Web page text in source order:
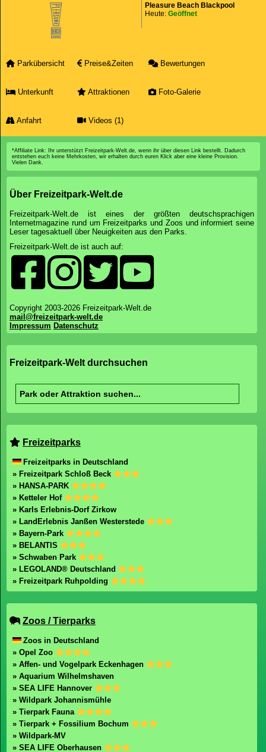
Pleasure Beach Blackpool
Heute: Geöffnet
Parkübersicht Preise&Zeiten Bewertungen
Unterkunft Attraktionen Foto-Galerie
Anfahrt Videos (1)
*Affiliate Link: Ihr unterstützt Freizeitpark-Welt.de, wenn ihr über diesen Link bestellt. Dadurch
entstehen euch keine Mehrkosten, wir erhalten durch euren Klick aber eine kleine Provision.
Vielen Dank.
Über Freizeitpark-Welt.de
Freizeitpark-Welt.de ist eines der größten deutschsprachigen
Internetmagazine rund um Freizeitparks und Zoos und informiert seine
Leser tagesaktuell über Neuigkeiten aus den Parks.
Freizeitpark-Welt.de ist auch auf:
Copyright 2003-2026 Freizeitpark-Welt.de
mail@freizeitpark-welt.de
Impressum Datenschutz
Freizeitpark-Welt durchsuchen
Freizeitparks
Freizeitparks in Deutschland
» Freizeitpark Schloß Beck
» HANSA-PARK
» Ketteler Hof
» Karls Erlebnis-Dorf Zirkow
» LandErlebnis Janßen Westerstede
» Bayern-Park
» BELANTIS
» Schwaben Park
» LEGOLAND® Deutschland
» Freizeitpark Ruhpolding
Zoos / Tierparks
Zoos in Deutschland
» Opel Zoo
» Affen- und Vogelpark Eckenhagen
» Aquarium Wilhelmshaven
» SEA LIFE Hannover
» Wildpark Johannismühle
» Tierpark Fauna
» Tierpark + Fossilium Bochum
» Wildpark-MV
» SEA LIFE Oberhausen